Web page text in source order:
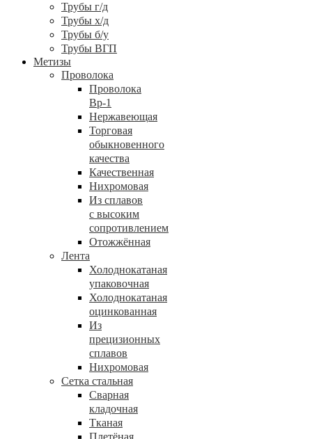
Трубы г/д
Трубы х/д
Трубы б/у
Трубы ВГП
Метизы
Проволока
Проволока
Вр-1
Нержавеющая
Торговая
обыкновенного
качества
Качественная
Нихромовая
Из сплавов
с высоким
сопротивлением
Отожжённая
Лента
Холоднокатаная
упаковочная
Холоднокатаная
оцинкованная
Из
прецизионных
сплавов
Нихромовая
Сетка стальная
Сварная
кладочная
Тканая
Плетёная